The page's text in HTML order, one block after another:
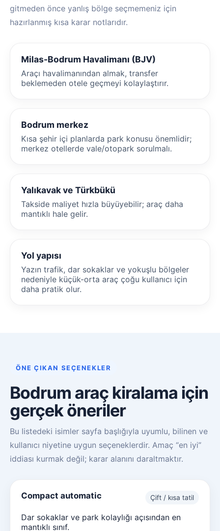
gitmeden önce yanlış bölge seçmemeniz için
hazırlanmış kısa karar notlarıdır.
Milas-Bodrum Havalimanı (BJV)
Araçı havalimanından almak, transfer
beklemeden otele geçmeyi kolaylaştırır.
Bodrum merkez
Kısa şehir içi planlarda park konusu önemlidir;
merkez otellerde vale/otopark sorulmalı.
Yalıkavak ve Türkbükü
Takside maliyet hızla büyüyebilir; araç daha
mantıklı hale gelir.
Yol yapısı
Yazın trafik, dar sokaklar ve yokuşlu bölgeler
nedeniyle küçük-orta araç çoğu kullanıcı için
daha pratik olur.
ÖNE ÇIKAN SEÇENEKLER
Bodrum araç kiralama için
gerçek öneriler
Bu listedeki isimler sayfa başlığıyla uyumlu, bilinen ve
kullanıcı niyetine uygun seçeneklerdir. Amaç “en iyi”
iddiası kurmak değil; karar alanını daraltmaktır.
Compact automatic Çift / kısa tatil
Dar sokaklar ve park kolaylığı açısından en
mantıklı sınıf.